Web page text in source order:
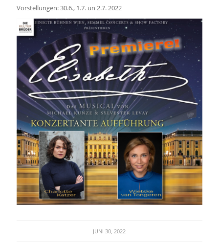
Vorstellungen: 30.6., 1.7. un 2.7. 2022
JUNI 30, 2022